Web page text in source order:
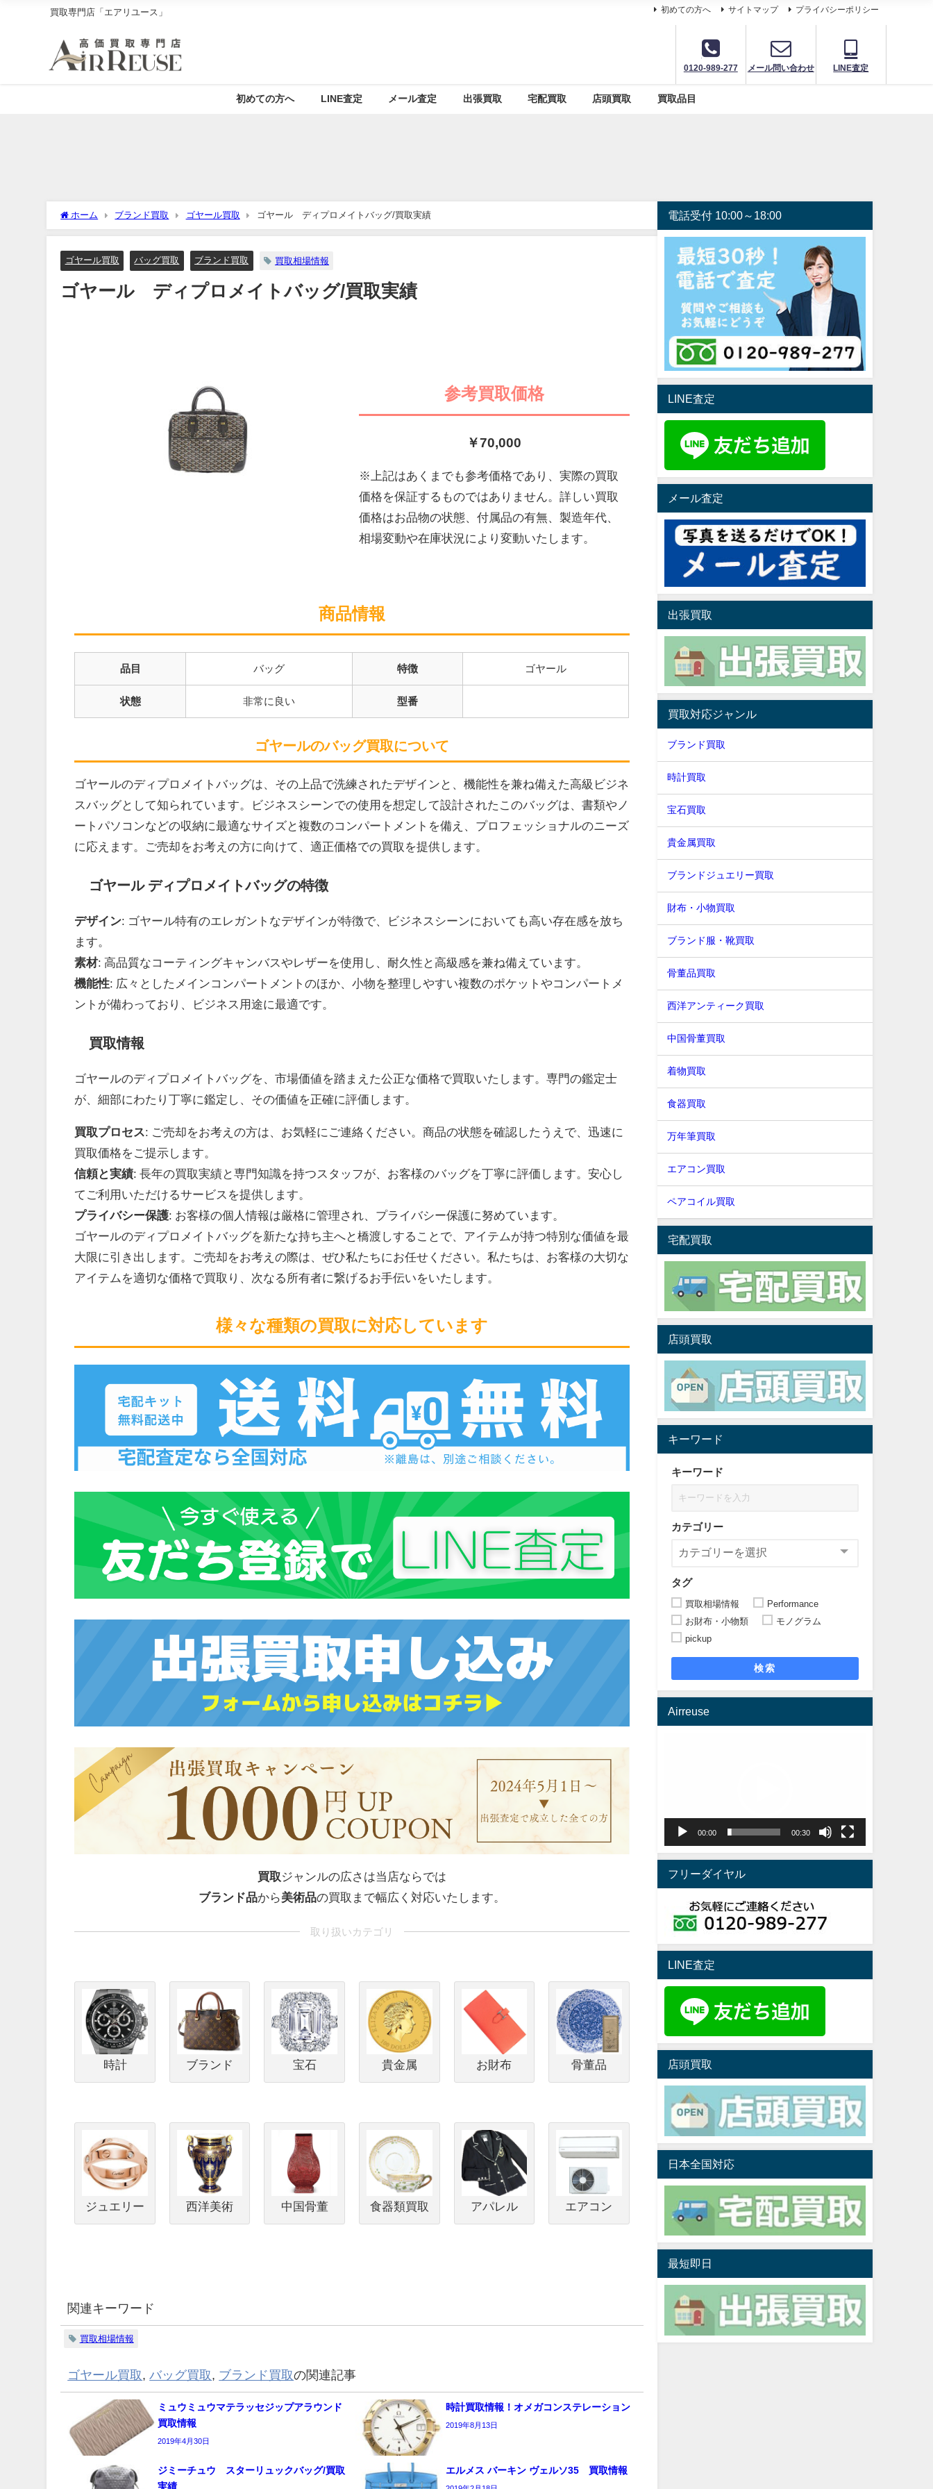
買取専門店「エアリユース」 初めての方へ サイトマップ プライバシーポリシー
0120-989-277 メール問い合わせ LINE査定
初めての方へ LINE査定 メール査定 出張買取 宅配買取 店頭買取 買取品目
ホーム ブランド買取 ゴヤール買取 ゴヤール ディプロメイトバッグ/買取実績
ゴヤール買取 バッグ買取 ブランド買取 買取相場情報
ゴヤール ディプロメイトバッグ/買取実績
参考買取価格
￥70,000
※上記はあくまでも参考価格であり、実際の買取
価格を保証するものではありません。詳しい買取
価格はお品物の状態、付属品の有無、製造年代、
相場変動や在庫状況により変動いたします。
商品情報
品目 バッグ 特徴 ゴヤール
状態 非常に良い 型番
ゴヤールのバッグ買取について
ゴヤールのディプロメイトバッグは、その上品で洗練されたデザインと、機能性を兼ね備えた高級ビジネ
スバッグとして知られています。ビジネスシーンでの使用を想定して設計されたこのバッグは、書類やノ
ートパソコンなどの収納に最適なサイズと複数のコンパートメントを備え、プロフェッショナルのニーズ
に応えます。ご売却をお考えの方に向けて、適正価格での買取を提供します。
ゴヤール ディプロメイトバッグの特徴
デザイン: ゴヤール特有のエレガントなデザインが特徴で、ビジネスシーンにおいても高い存在感を放ち
ます。
素材: 高品質なコーティングキャンバスやレザーを使用し、耐久性と高級感を兼ね備えています。
機能性: 広々としたメインコンパートメントのほか、小物を整理しやすい複数のポケットやコンパートメ
ントが備わっており、ビジネス用途に最適です。
買取情報
ゴヤールのディプロメイトバッグを、市場価値を踏まえた公正な価格で買取いたします。専門の鑑定士
が、細部にわたり丁寧に鑑定し、その価値を正確に評価します。
買取プロセス: ご売却をお考えの方は、お気軽にご連絡ください。商品の状態を確認したうえで、迅速に
買取価格をご提示します。
信頼と実績: 長年の買取実績と専門知識を持つスタッフが、お客様のバッグを丁寧に評価します。安心し
てご利用いただけるサービスを提供します。
プライバシー保護: お客様の個人情報は厳格に管理され、プライバシー保護に努めています。
ゴヤールのディプロメイトバッグを新たな持ち主へと橋渡しすることで、アイテムが持つ特別な価値を最
大限に引き出します。ご売却をお考えの際は、ぜひ私たちにお任せください。私たちは、お客様の大切な
アイテムを適切な価格で買取り、次なる所有者に繋げるお手伝いをいたします。
様々な種類の買取に対応しています
買取ジャンルの広さは当店ならでは
ブランド品から美術品の買取まで幅広く対応いたします。
時計 ブランド 宝石 貴金属 お財布 骨董品
ジュエリー 西洋美術 中国骨董 食器類買取 アパレル エアコン
関連キーワード
買取相場情報
ゴヤール買取,バッグ買取, ブランド買取の関連記事
ミュウミュウマテラッセジップアラウンド
買取情報
2019年4月30日
時計買取情報！オメガコンステレーション
2019年8月13日
ジミーチュウ スターリュックバッグ/買取
実績
エルメス バーキン ヴェルソ35 買取情報
電話受付 10:00～18:00
LINE査定
メール査定
出張買取
買取対応ジャンル
ブランド買取
時計買取
宝石買取
貴金属買取
ブランドジュエリー買取
財布・小物買取
ブランド服・靴買取
骨董品買取
西洋アンティーク買取
中国骨董買取
着物買取
食器買取
万年筆買取
エアコン買取
ペアコイル買取
宅配買取
店頭買取
キーワード
キーワード
カテゴリー
タグ
買取相場情報
Performance
お財布・小物類
モノグラム
pickup
検索
Airreuse
ー
00:00 00:30
フリーダイヤル
LINE査定
店頭買取
日本全国対応
最短即日